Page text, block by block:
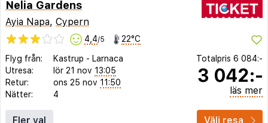
Nelia Gardens
Ayia Napa, Cypern
4,4/5 22°C
Flyg från: Kastrup - Larnaca
Utresa:
lör 21 nov 13:05
Retur:
ons 25 nov 11:50
Nätter:
4
Totalpris 6 084:-
3 042:-
läs mer
Fler val Välj resa